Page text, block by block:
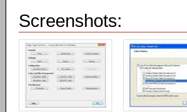
Screenshots: